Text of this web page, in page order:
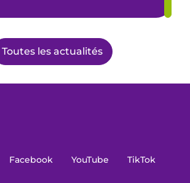
Toutes les actualités
Facebook YouTube TikTok